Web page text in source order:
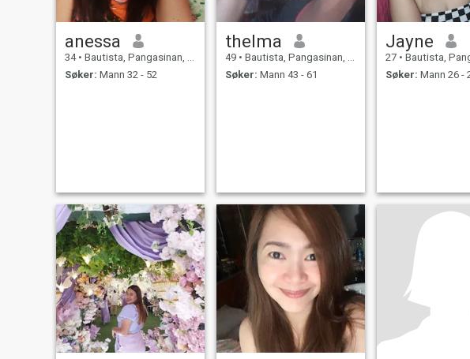
anessa
34 • Bautista, Pangasinan, Filippinene
Søker: Mann 32 - 52
thelma
49 • Bautista, Pangasinan, Filippinene
Søker: Mann 43 - 61
Jayne
27 • Bautista,
Søker: Mann 26 -